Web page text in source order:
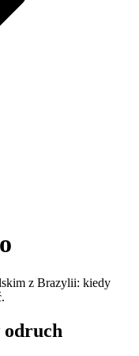
z Brazylii: kiedy
odruch